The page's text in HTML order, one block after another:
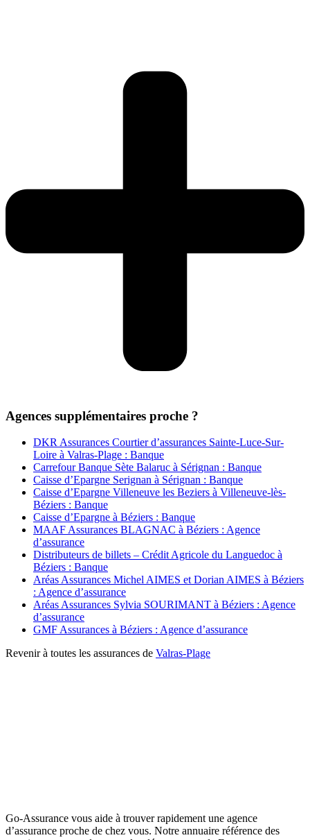
Agences supplémentaires proche ?
DKR Assurances Courtier d’assurances Sainte-Luce-Sur-
Loire à Valras-Plage : Banque
Carrefour Banque Sète Balaruc à Sérignan : Banque
Caisse d’Epargne Serignan à Sérignan : Banque
Caisse d’Epargne Villeneuve les Beziers à Villeneuve-lès-
Béziers : Banque
Caisse d’Epargne à Béziers : Banque
MAAF Assurances BLAGNAC à Béziers : Agence
d’assurance
Distributeurs de billets – Crédit Agricole du Languedoc à
Béziers : Banque
Aréas Assurances Michel AIMES et Dorian AIMES à Béziers
: Agence d’assurance
Aréas Assurances Sylvia SOURIMANT à Béziers : Agence
d’assurance
GMF Assurances à Béziers : Agence d’assurance
Revenir à toutes les assurances de Valras-Plage
Go-Assurance vous aide à trouver rapidement une agence
d’assurance proche de chez vous. Notre annuaire référence des